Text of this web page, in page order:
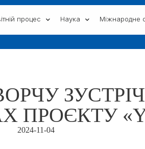
процес Наука Міжнародне
2024-11-04